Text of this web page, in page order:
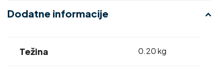
Dodatne informacije
Težina 0.20 kg